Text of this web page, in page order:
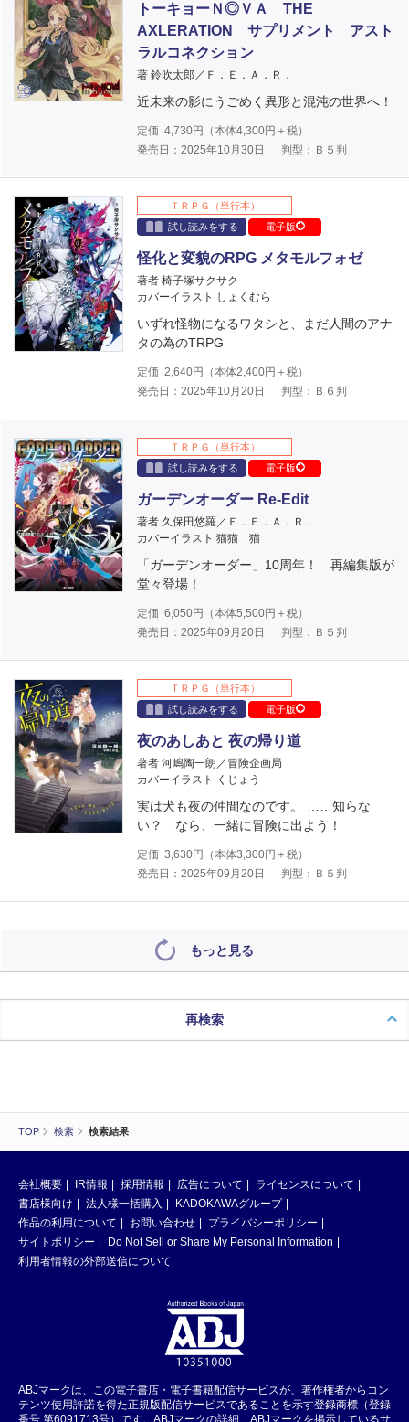
TOP 検索 検索結果
トーキョーＮ◎ＶＡ THE
AXLERATION サプリメント アスト
ラルコネクション
著 鈴吹太郎／Ｆ．Ｅ．Ａ．Ｒ．
近未来の影にうごめく異形と混沌の世界へ！
定価 4,730円（本体4,300円＋税）
発売日：2025年10月30日
判型：Ｂ５判
ＴＲＰＧ（単行本）
試し読みをする
電子版
怪化と変貌のRPG メタモルフォゼ
著者 椅子塚サクサク
カバーイラスト しょくむら
いずれ怪物になるワタシと、まだ人間のアナ
タの為のTRPG
定価 2,640円（本体2,400円＋税）
発売日：2025年10月20日
判型：Ｂ６判
ＴＲＰＧ（単行本）
試し読みをする
電子版
ガーデンオーダー Re-Edit
著者 久保田悠羅／Ｆ．Ｅ．Ａ．Ｒ．
カバーイラスト 猫猫 猫
「ガーデンオーダー」10周年！ 再編集版が
堂々登場！
定価 6,050円（本体5,500円＋税）
発売日：2025年09月20日
判型：Ｂ５判
ＴＲＰＧ（単行本）
試し読みをする
電子版
夜のあしあと 夜の帰り道
著者 河嶋陶一朗／冒険企画局
カバーイラスト くじょう
実は犬も夜の仲間なのです。 ……知らな
い？ なら、一緒に冒険に出よう！
定価 3,630円（本体3,300円＋税）
発売日：2025年09月20日
判型：Ｂ５判
もっと見る
再検索
会社概要 IR情報 採用情報 広告について
ライセンスについて
書店様向け
法人様一括購入
KADOKAWAグループ
作品の利用について
お問い合わせ
プライバシーポリシー
サイトポリシー
Do Not Sell or Share My Personal Information
利用者情報の外部送信について
ABJマークは、この電子書店・電子書籍配信サービスが、著作権者からコン
テンツ使用許諾を得た正規版配信サービスであることを示す登録商標（登録